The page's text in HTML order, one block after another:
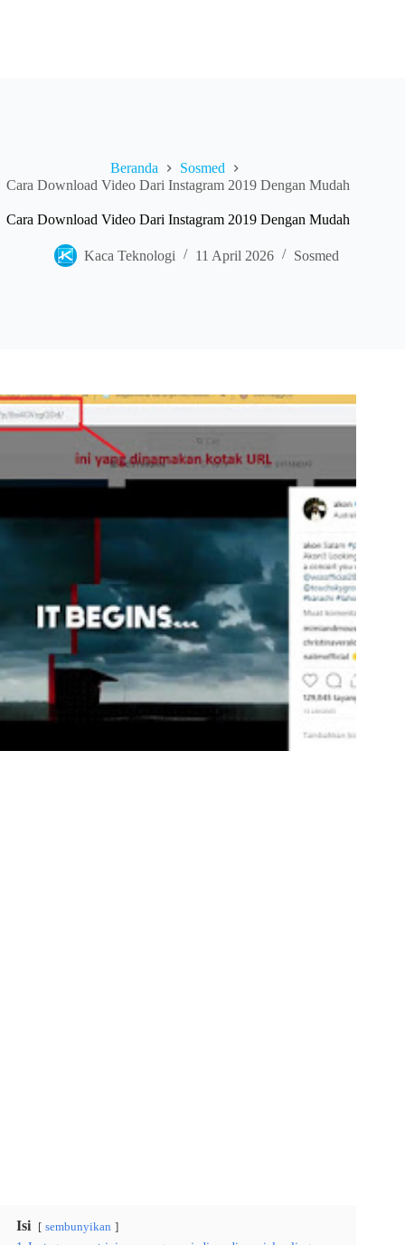
Beranda
Sosmed
Cara Download Video Dari Instagram 2019 Dengan Mudah
Cara Download Video Dari Instagram 2019 Dengan Mudah
Kaca Teknologi 11 April 2026 Sosmed
Isi sembunyikan